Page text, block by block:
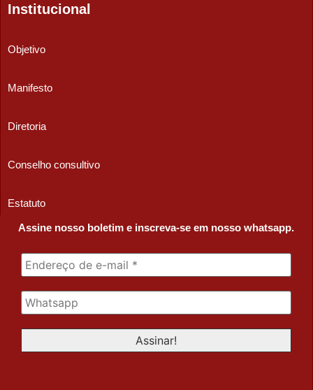
Institucional
Objetivo
Manifesto
Diretoria
Conselho consultivo
Estatuto
Assine nosso boletim e inscreva-se em nosso whatsapp.